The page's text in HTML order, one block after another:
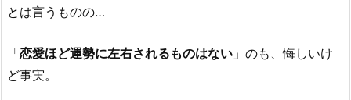
とは言うものの…
「恋愛ほど運勢に左右されるものはない 」のも、悔しいけ
ど事実。